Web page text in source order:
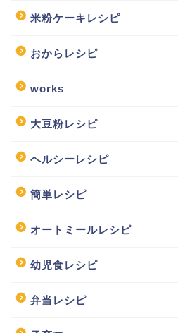
米粉ケーキレシピ
おからレシピ
works
大豆粉レシピ
ヘルシーレシピ
簡単レシピ
オートミールレシピ
幼児食レシピ
弁当レシピ